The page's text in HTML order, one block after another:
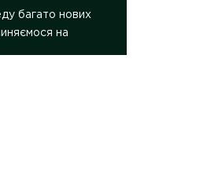
багато нових
на